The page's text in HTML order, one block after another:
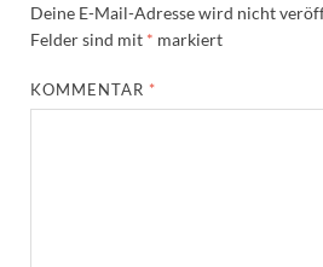
Deine E-Mail-Adresse wird nicht
Felder sind mit * markiert
KOMMENTAR *